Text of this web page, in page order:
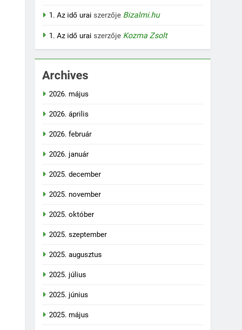
1. Az idő urai szerzője Bizalmi.hu
1. Az idő urai szerzője Kozma Zsolt
Archives
2026. május
2026. április
2026. február
2026. január
2025. december
2025. november
2025. október
2025. szeptember
2025. augusztus
2025. július
2025. június
2025. május